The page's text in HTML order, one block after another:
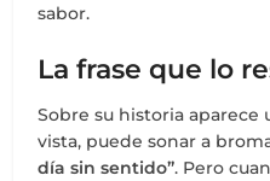
sabor.
La frase que lo
Sobre su historia aparece
vista, puede sonar a
día sin sentido”. Pero